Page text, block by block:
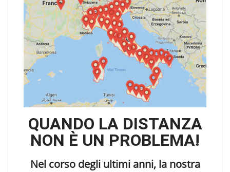
QUANDO LA DISTANZA
NON È UN PROBLEMA!
Nel corso degli ultimi anni, la nostra